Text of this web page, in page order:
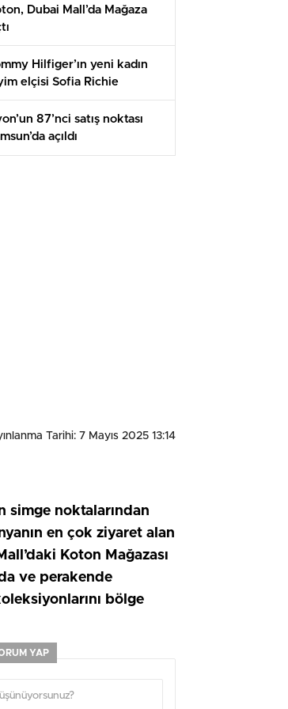
Dubai Mall’da Mağaza
Hilfiger’ın yeni kadın
elçisi Sofia Richie
87’nci satış noktası
açıldı
Tarihi: 7 Mayıs 2025 13:14
simge noktalarından
en çok ziyaret alan
Koton Mağazası
ve perakende
bölge
YAP